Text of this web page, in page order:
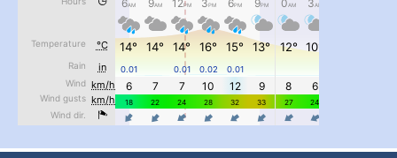
#PipIvanToday...
pimrec_project